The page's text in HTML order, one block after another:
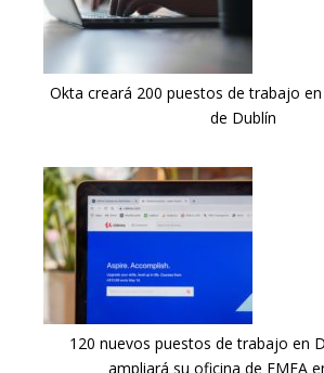
Okta creará 200 puestos de trabajo
de Dublín
120 nuevos puestos de trabajo en
ampliará su oficina de EMEA